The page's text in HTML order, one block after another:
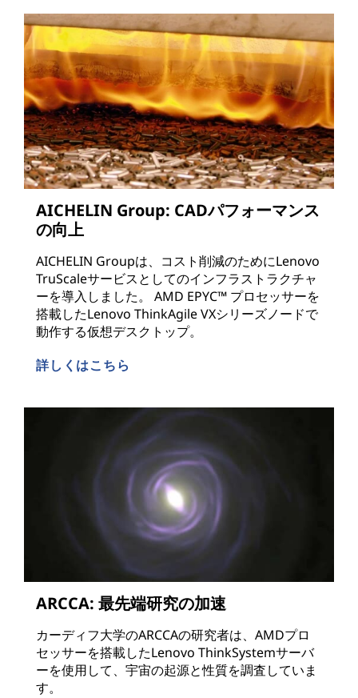
AICHELIN Group: CADパフォーマンス
の向上
AICHELIN Groupは、コスト削減のためにLenovo
TruScaleサービスとしてのインフラストラクチャ
ーを導入しました。 AMD EPYC™ プロセッサーを
搭載したLenovo ThinkAgile VXシリーズノードで
動作する仮想デスクトップ。
詳しくはこちら
ARCCA: 最先端研究の加速
カーディフ大学のARCCAの研究者は、AMDプロ
セッサーを搭載したLenovo ThinkSystemサーバ
ーを使用して、宇宙の起源と性質を調査していま
す。